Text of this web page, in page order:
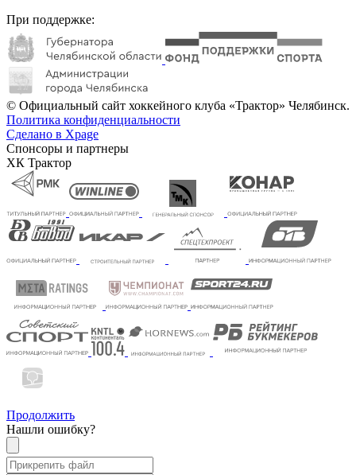
При поддержке:
© Официальный сайт хоккейного клуба «Трактор» Челябинск.
Политика конфиденциальности
Сделано в Xpage
Спонсоры и партнеры
ХК Трактор
Продолжить
Нашли ошибку?